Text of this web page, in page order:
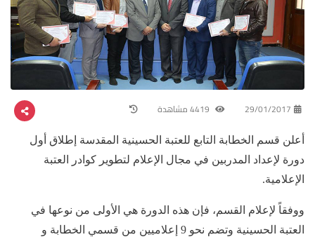
29/01/2017
أعلن قسم الخطابة التابع للعتبة الحسينية المقدسة إطلاق أول
دورة لإعداد المدربين في مجال الإعلام لتطوير كوادر العتبة
الإعلامية.
ووفقاً لإعلام القسم، فإن هذه الدورة هي الأولى من نوعها في
العتبة الحسينية وتضم نحو 9 إعلاميين من قسمي الخطابة و